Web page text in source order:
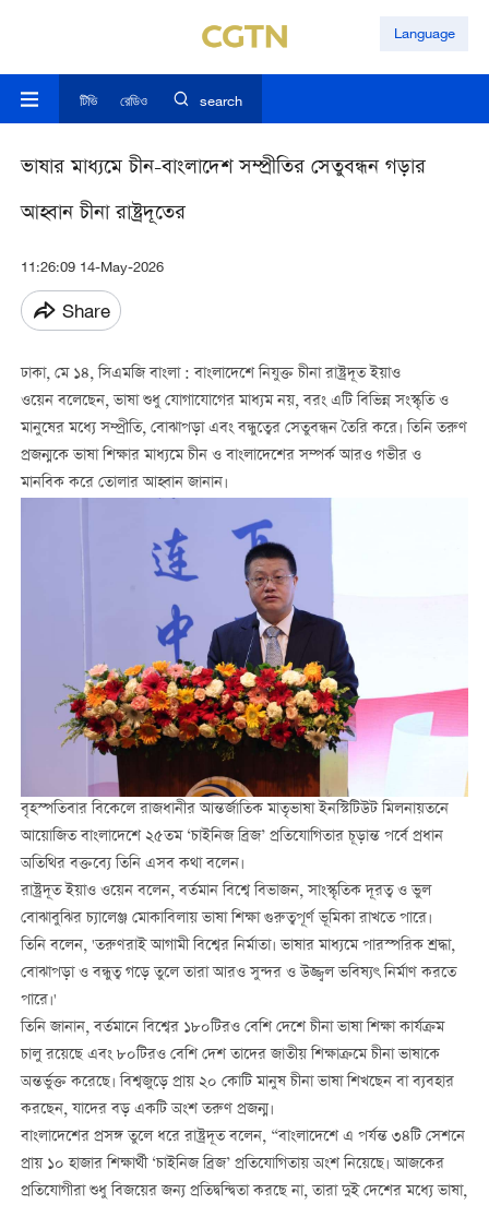
Language
টিভি রেডিও search
ভাষার মাধ্যমে চীন-বাংলাদেশ সম্প্রীতির সেতুবন্ধন গড়ার
আহ্বান চীনা রাষ্ট্রদূতের
11:26:09 14-May-2026
Share
ঢাকা, মে ১৪, সিএমজি বাংলা : বাংলাদেশে নিযুক্ত চীনা রাষ্ট্রদূত ইয়াও
ওয়েন বলেছেন, ভাষা শুধু যোগাযোগের মাধ্যম নয়, বরং এটি বিভিন্ন সংস্কৃতি ও
মানুষের মধ্যে সম্প্রীতি, বোঝাপড়া এবং বন্ধুত্বের সেতুবন্ধন তৈরি করে। তিনি তরুণ
প্রজন্মকে ভাষা শিক্ষার মাধ্যমে চীন ও বাংলাদেশের সম্পর্ক আরও গভীর ও
মানবিক করে তোলার আহ্বান জানান।
বৃহস্পতিবার বিকেলে রাজধানীর আন্তর্জাতিক মাতৃভাষা ইনস্টিটিউট মিলনায়তনে
আয়োজিত বাংলাদেশে ২৫তম ‘চাইনিজ ব্রিজ’ প্রতিযোগিতার চূড়ান্ত পর্বে প্রধান
অতিথির বক্তব্যে তিনি এসব কথা বলেন।
রাষ্ট্রদূত ইয়াও ওয়েন বলেন, বর্তমান বিশ্বে বিভাজন, সাংস্কৃতিক দূরত্ব ও ভুল
বোঝাবুঝির চ্যালেঞ্জ মোকাবিলায় ভাষা শিক্ষা গুরুত্বপূর্ণ ভূমিকা রাখতে পারে।
তিনি বলেন, 'তরুণরাই আগামী বিশ্বের নির্মাতা। ভাষার মাধ্যমে পারস্পরিক শ্রদ্ধা,
বোঝাপড়া ও বন্ধুত্ব গড়ে তুলে তারা আরও সুন্দর ও উজ্জ্বল ভবিষ্যৎ নির্মাণ করতে
পারে।'
তিনি জানান, বর্তমানে বিশ্বের ১৮০টিরও বেশি দেশে চীনা ভাষা শিক্ষা কার্যক্রম
চালু রয়েছে এবং ৮০টিরও বেশি দেশ তাদের জাতীয় শিক্ষাক্রমে চীনা ভাষাকে
অন্তর্ভুক্ত করেছে। বিশ্বজুড়ে প্রায় ২০ কোটি মানুষ চীনা ভাষা শিখছেন বা ব্যবহার
করছেন, যাদের বড় একটি অংশ তরুণ প্রজন্ম।
বাংলাদেশের প্রসঙ্গ তুলে ধরে রাষ্ট্রদূত বলেন, “বাংলাদেশে এ পর্যন্ত ৩৪টি সেশনে
প্রায় ১০ হাজার শিক্ষার্থী ‘চাইনিজ ব্রিজ’ প্রতিযোগিতায় অংশ নিয়েছে। আজকের
প্রতিযোগীরা শুধু বিজয়ের জন্য প্রতিদ্বন্দ্বিতা করছে না, তারা দুই দেশের মধ্যে ভাষা,